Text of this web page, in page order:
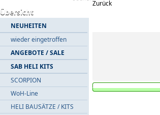
Übersicht
NEUHEITEN
wieder eingetroffen
ANGEBOTE / SALE
SAB HELI KITS
SCORPION
WoH-Line
HELI BAUSÄTZE / KITS
Zurück